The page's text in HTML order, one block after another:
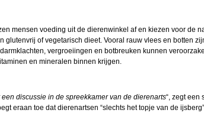
mensen voeding uit de dierenwinkel af en kiezen voor de
glutenvrij of vegetarisch dieet. Vooral rauw vlees en botten
vergroeiingen en botbreuken kunnen
en mineralen binnen krijgen.
een discussie in de spreekkamer van de dierenarts“, zegt een
eraan toe dat dierenartsen “slechts het topje van de